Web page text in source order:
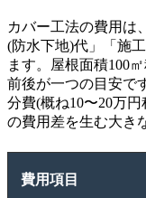
カバー工法の費用は
(防水下地)代」「施
ます。屋根面積100
前後が一つの目安で
分費(概ね10〜20万
の費用差を生む大き
費用項目